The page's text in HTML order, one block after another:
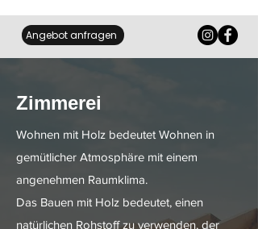
Angebot anfragen
Zimmerei
Wohnen mit Holz bedeutet Wohnen in
gemütlicher Atmosphäre mit einem
angenehmen Raumklima.
Das Bauen mit Holz bedeutet, einen
natürlichen Rohstoff zu verwenden, der